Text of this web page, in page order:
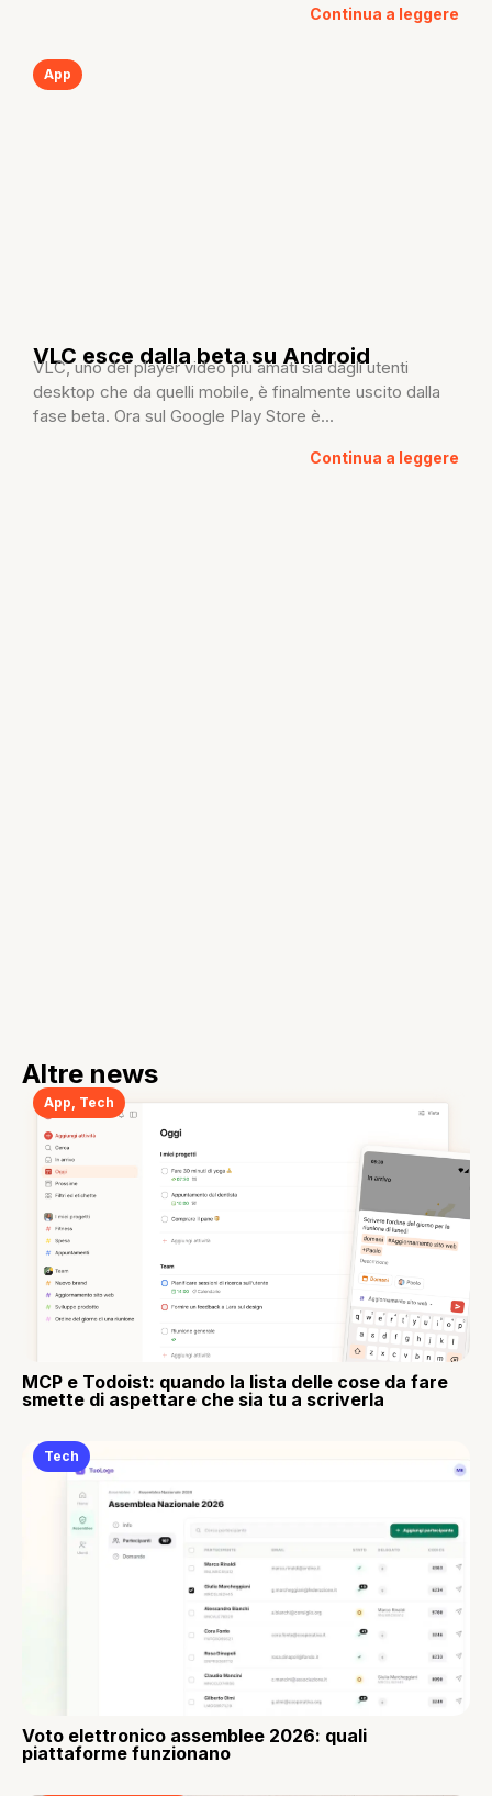
Continua a leggere
App
VLC esce dalla beta su Android
VLC, uno dei player video più amati sia dagli utenti
desktop che da quelli mobile, è finalmente uscito dalla
fase beta. Ora sul Google Play Store è...
Continua a leggere
Altre news
App, Tech
MCP e Todoist: quando la lista delle cose da fare
smette di aspettare che sia tu a scriverla
Tech
Voto elettronico assemblee 2026: quali
piattaforme funzionano